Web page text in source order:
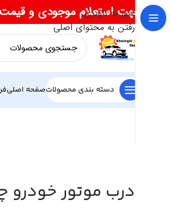
عبور به ناوبری
رفتن به محتوای اصلی
جهت استعلام موجودی و
دسته بندی محصولاتصفحه اصلی
درب موتور